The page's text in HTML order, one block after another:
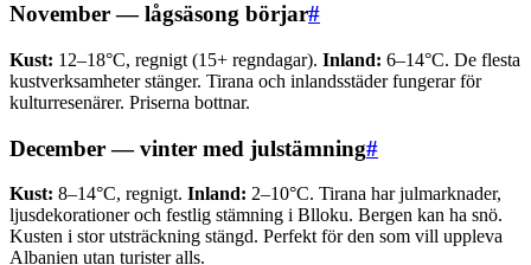
November — lågsäsong börjar#
Kust: 12–18°C, regnigt (15+ regndagar). Inland: 6–14°C. De flesta
kustverksamheter stänger. Tirana och inlandsstäder fungerar för
kulturresenärer. Priserna bottnar.
December — vinter med julstämning#
Kust: 8–14°C, regnigt. Inland: 2–10°C. Tirana har julmarknader,
ljusdekorationer och festlig stämning i Blloku. Bergen kan ha snö.
Kusten i stor utsträckning stängd. Perfekt för den som vill uppleva
Albanien utan turister alls.